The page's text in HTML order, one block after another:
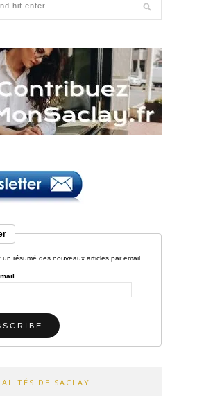
un résumé des nouveaux articles par email.
DE SACLAY